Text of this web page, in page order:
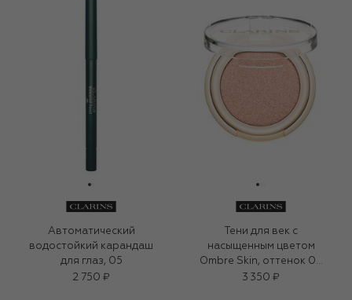
Автоматический
водостойкий карандаш
для глаз, 05
2 750 ₽
Тени для век с
насыщенным цветом
Ombre Skin, оттенок 02
(1,5g)
3 350 ₽